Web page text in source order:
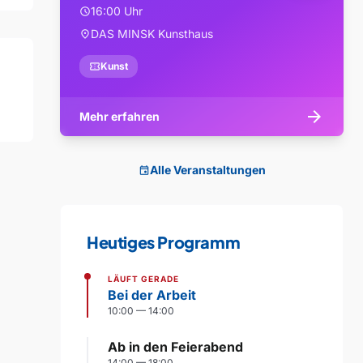
schedule16:00 Uhr
location_onDAS MINSK Kunsthaus
confirmation_numberKunst
Mehr erfahren arrow_forward
eventAlle Veranstaltungen
Heutiges Programm
LÄUFT GERADE
Bei der Arbeit
10:00 — 14:00
Ab in den Feierabend